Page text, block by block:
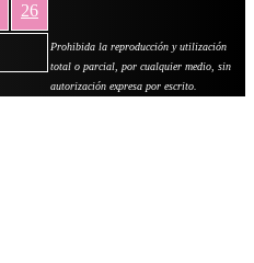
26
Prohibida la reproducción y utilización
total o parcial, por cualquier medio, sin
autorización expresa por escrito.